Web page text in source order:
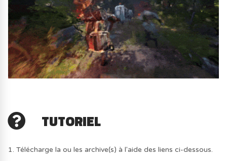
TUTORIEL
1. Télécharge la ou les archive(s) à l'aide des liens ci-dessous.